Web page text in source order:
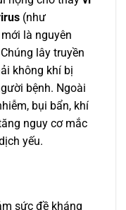
(như
là nguyên
lây truyền
không khí bị
bệnh. Ngoài
bụi bẩn, khí
nguy cơ mắc
yếu.
sức đề kháng